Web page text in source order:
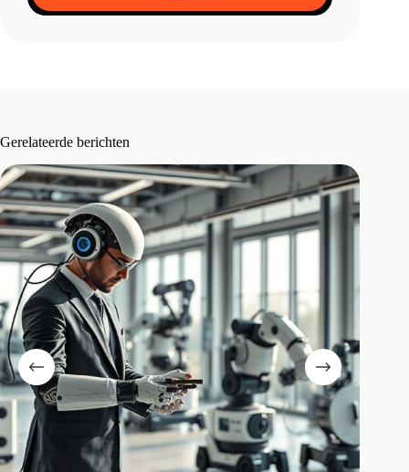
Gerelateerde berichten